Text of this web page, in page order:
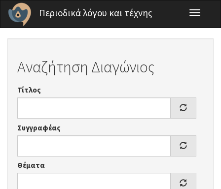
Παράκαμψη προς το κυρίως περιεχόμενο
Περιοδικά λόγου και τέχνης
Toggle
Αναζήτηση Διαγώνιος
Τίτλος
Συγγραφέας
Θέματα